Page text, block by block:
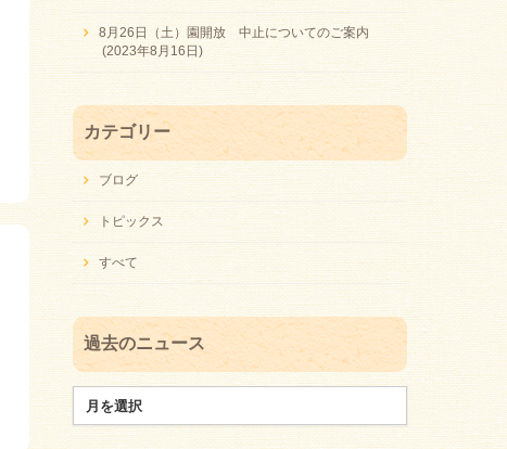
8月26日（土）園開放 中止についてのご案内
(2023年8月16日)
カテゴリー
ブログ
トピックス
すべて
過去のニュース